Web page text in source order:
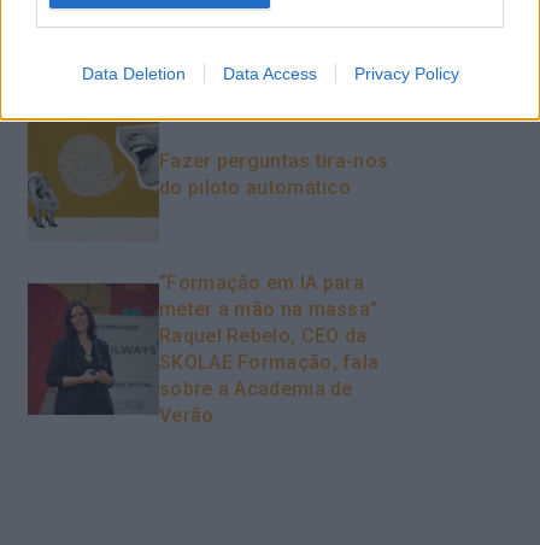
Data Deletion Data Access Privacy Policy
dados e os dados
crítico
Fazer perguntas tira-nos
do piloto automático
“Formação em IA para
meter a mão na massa”
Raquel Rebelo, CEO da
SKOLAE Formação, fala
sobre a Academia de
Verão